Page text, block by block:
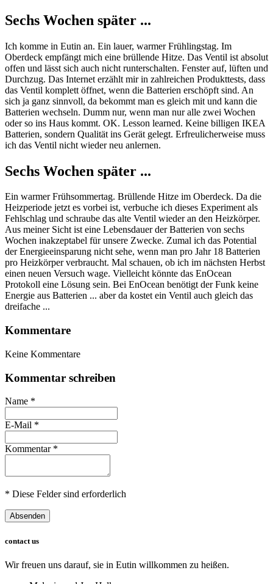
Sechs Wochen später ...
Ich komme in Eutin an. Ein lauer, warmer Frühlingstag. Im
Oberdeck empfängt mich eine brüllende Hitze. Das Ventil ist absolut
offen und lässt sich auch nicht runterschalten. Fenster auf, lüften und
Durchzug. Das Internet erzählt mir in zahlreichen Produkttests, dass
das Ventil komplett öffnet, wenn die Batterien erschöpft sind. An
sich ja ganz sinnvoll, da bekommt man es gleich mit und kann die
Batterien wechseln. Dumm nur, wenn man nur alle zwei Wochen
oder so ins Haus kommt. OK. Lesson learned. Keine billigen IKEA
Batterien, sondern Qualität ins Gerät gelegt. Erfreulicherweise muss
ich das Ventil nicht wieder neu anlernen.
Sechs Wochen später ...
Ein warmer Frühsommertag. Brüllende Hitze im Oberdeck. Da die
Heizperiode jetzt es vorbei ist, verbuche ich dieses Experiment als
Fehlschlag und schraube das alte Ventil wieder an den Heizkörper.
Aus meiner Sicht ist eine Lebensdauer der Batterien von sechs
Wochen inakzeptabel für unsere Zwecke. Zumal ich das Potential
der Energieeinsparung nicht sehe, wenn man pro Jahr 18 Batterien
pro Heizkörper verbraucht. Mal schauen, ob ich im nächsten Herbst
einen neuen Versuch wage. Vielleicht könnte das EnOcean
Protokoll eine Lösung sein. Bei EnOcean benötigt der Funk keine
Energie aus Batterien ... aber da kostet ein Ventil auch gleich das
dreifache ...
Kommentare
Keine Kommentare
Kommentar schreiben
Name *
E-Mail *
Kommentar *
* Diese Felder sind erforderlich
Absenden
contact us
Wir freuen uns darauf, sie in Eutin willkommen zu heißen.